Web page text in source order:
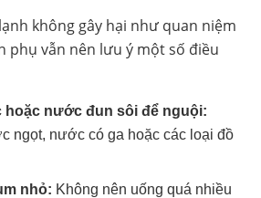
không gây hại như quan niệm
phụ vẫn nên lưu ý một số điều
hoặc nước đun sôi để nguội:
ngọt, nước có ga hoặc các loại đồ
nhỏ: Không nên uống quá nhiều